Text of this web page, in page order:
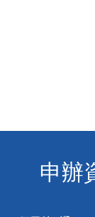
申辦